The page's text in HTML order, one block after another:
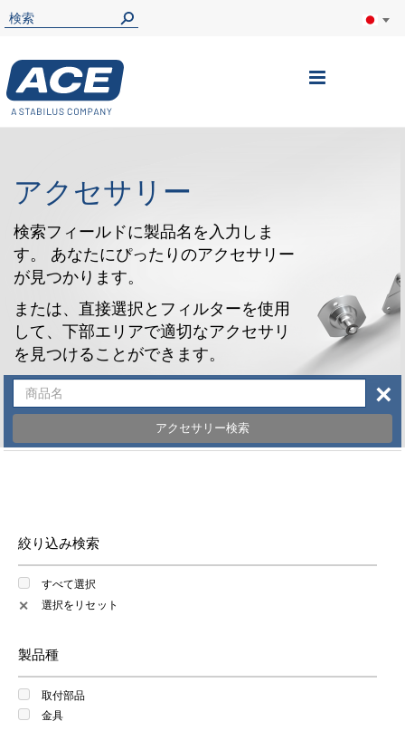
ナ
アクセサリー
検索フィールドに製品名を入力しま
す。 あなたにぴったりのアクセサリー
が見つかります。
または、直接選択とフィルターを使用
して、下部エリアで適切なアクセサリ
を見つけることができます。
アクセサリー検索
×
絞り込み検索
すべて選択
✕ 選択をリセット
製品種
取付部品
金具